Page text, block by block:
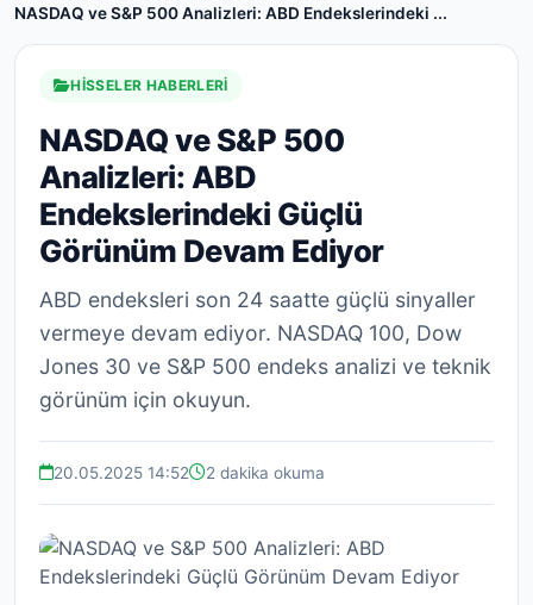
NASDAQ ve S&P 500 Analizleri: ABD Endekslerindeki ...
HISSELER HABERLERI
NASDAQ ve S&P 500
Analizleri: ABD
Endekslerindeki Güçlü
Görünüm Devam Ediyor
ABD endeksleri son 24 saatte güçlü sinyaller
vermeye devam ediyor. NASDAQ 100, Dow
Jones 30 ve S&P 500 endeks analizi ve teknik
görünüm için okuyun.
20.05.2025 14:52 2 dakika okuma